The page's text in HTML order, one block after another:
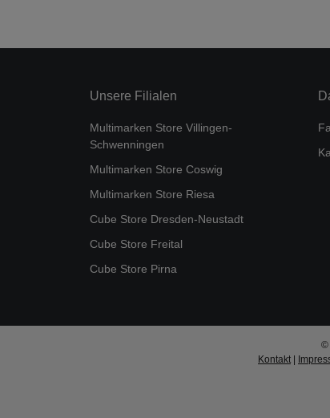
Unsere Filialen
Multimarken Store Villingen-
Schwenningen
Multimarken Store Coswig
Multimarken Store Riesa
Cube Store Dresden-Neustadt
Cube Store Freital
Cube Store Pirna
©
Kontakt